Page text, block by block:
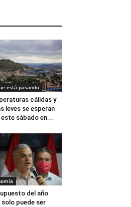
está pasando
cálidas y
leves se esperan
este sábado en...
del año
solo puede ser